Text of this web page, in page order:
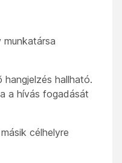
hallható.
a hívás fogadását
célhelyre